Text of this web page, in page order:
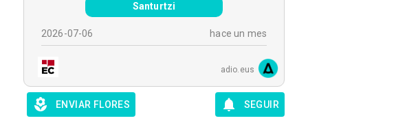
Santurtzi
2026-07-06 hace un mes
adio.eus
ENVIAR FLORES SEGUIR